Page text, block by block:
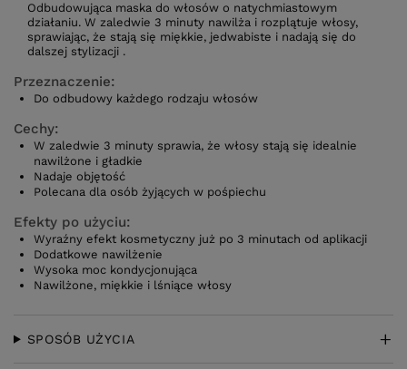
Odbudowująca maska do włosów o natychmiastowym
działaniu. W zaledwie 3 minuty nawilża i rozplątuje włosy,
sprawiając, że stają się miękkie, jedwabiste i nadają się do
dalszej stylizacji .
Przeznaczenie:
Do odbudowy każdego rodzaju włosów
Cechy:
W zaledwie 3 minuty sprawia, że włosy stają się idealnie
nawilżone i gładkie
Nadaje objętość
Polecana dla osób żyjących w pośpiechu
Efekty po użyciu:
Wyraźny efekt kosmetyczny już po 3 minutach od aplikacji
Dodatkowe nawilżenie
Wysoka moc kondycjonująca
Nawilżone, miękkie i lśniące włosy
SPOSÓB UŻYCIA